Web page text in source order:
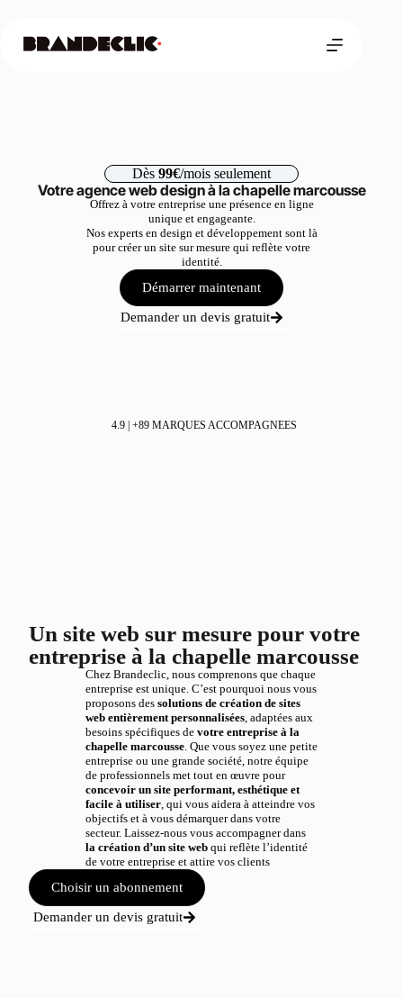
Dès 99€/mois seulement
Votre agence web design à la chapelle marcousse
Offrez à votre entreprise une présence en ligne
unique et engageante.
Nos experts en design et développement sont là
pour créer un site sur mesure qui reflète votre
identité.
Démarrer maintenant
Demander un devis gratuit
4.9 | +89 MARQUES ACCOMPAGNEES
Un site web sur mesure pour votre
entreprise à la chapelle marcousse
Chez Brandeclic, nous comprenons que chaque
entreprise est unique. C’est pourquoi nous vous
proposons des solutions de création de sites
web entièrement personnalisées, adaptées aux
besoins spécifiques de votre entreprise à la
chapelle marcousse. Que vous soyez une petite
entreprise ou une grande société, notre équipe
de professionnels met tout en œuvre pour
concevoir un site performant, esthétique et
facile à utiliser, qui vous aidera à atteindre vos
objectifs et à vous démarquer dans votre
secteur. Laissez-nous vous accompagner dans
la création d’un site webqui reflète l’identité
de votre entreprise et attire vos clients
Choisir un abonnement
Demander un devis gratuit